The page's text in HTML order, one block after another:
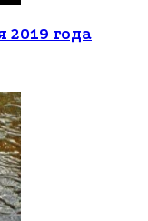
2019 года